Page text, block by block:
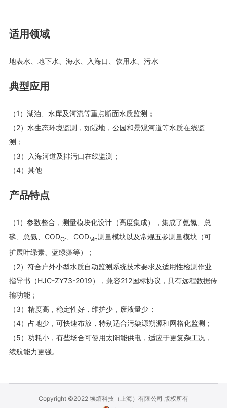
适用领域
地表水、地下水、海水、入海口、饮用水、污水
典型应用
（1）湖泊、水库及河流等重点断面水质监测；
（2） 水生态环境监测，如湿地，公园和景观河道等水质在线监
测；
（3）
入海河道及排污口在线监测；
（4）其他
产品特点
（1） 参数整合，测量模块化设计（高度集成），集成了氨氮、总
磷、总氨、CODCr、CODMn测量模块以及常规五参测量模块（可
扩展叶绿素、蓝绿藻等）；
（2）符合户外小型水质自动监测系统技术要求及适用性检测作业
指导书（HJC-ZY73-2019），兼容212国标协议，具有远程数据传
输功能；
（3）精度高，稳定性好，维护少，废液量少；
（4）占地少，可快速布放，特别适合污染源朔源和网格化监测；
（5）功耗小，有些场合可使用太阳能供电，适应于更复杂工况，
续航能力更强。
Copyright ©2022 埃熵科技（上海）有限公司 版权所有